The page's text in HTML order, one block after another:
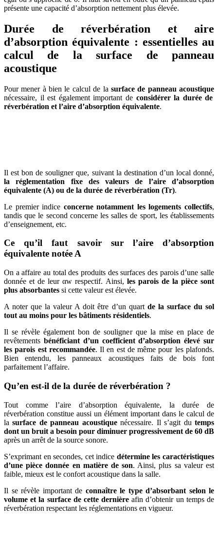
présente une capacité d’absorption nettement plus élevée.
Durée de réverbération et aire
d’absorption équivalente : essentielles au
calcul de la surface de panneau
acoustique
Pour mener à bien le calcul de la surface de panneau acoustique
nécessaire, il est également important de considérer la durée de
réverbération et l’aire d’absorption équivalente.
Il est bon de souligner que, suivant la destination d’un local donné,
la réglementation fixe des valeurs de l’aire d’absorption
équivalente (A) ou de la durée de réverbération (Tr).
Le premier indice concerne notamment les logements collectifs,
tandis que le second concerne les salles de sport, les établissements
d’enseignement, etc.
Ce qu’il faut savoir sur l’aire d’absorption
équivalente notée A
On a affaire au total des produits des surfaces des parois d’une salle
donnée et de leur αw respectif. Ainsi, les parois de la pièce sont
plus absorbantes si cette valeur est élevée.
A noter que la valeur A doit être d’un quartde la surface du sol
tout au moins pour les bâtiments résidentiels.
Il se révèle également bon de souligner que la mise en place de
revêtements bénéficiant d’un coefficient d’absorption élevé sur
les parois est recommandée. Il en est de même pour les plafonds.
Bien entendu, les panneaux acoustiques faits de bois font
parfaitement l’affaire.
Qu’en est-il de la durée de réverbération ?
Tout comme l’aire d’absorption équivalente, la durée de
réverbération constitue aussi un élément important dans le calcul de
lasurface de panneau acoustiquenécessaire. Il s’agit dutemps
dont un bruit a besoin pour diminuer progressivement de 60 dB
après un arrêt de la source sonore.
S’exprimant en secondes, cet indice détermine les caractéristiques
d’une pièce donnée en matière de son. Ainsi, plus sa valeur est
faible, mieux est le confort acoustique dans la salle.
Il se révèle important de connaître le type d’absorbant selon le
volume et la surface de cette dernière afin d’obtenir un temps de
réverbération respectant les réglementations en vigueur.